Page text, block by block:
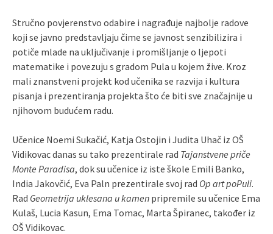
Stručno povjerenstvo odabire i nagrađuje najbolje radove
koji se javno predstavljaju čime se javnost senzibilizira i
potiče mlade na uključivanje i promišljanje o ljepoti
matematike i povezuju s gradom Pula u kojem žive. Kroz
mali znanstveni projekt kod učenika se razvija i kultura
pisanja i prezentiranja projekta što će biti sve značajnije u
njihovom budućem radu.
Učenice Noemi Sukačić, Katja Ostojin i Judita Uhač iz OŠ
Vidikovac danas su tako prezentirale rad Tajanstvene priče
Monte Paradisa, dok su učenice iz iste škole Emili Banko,
India Jakovčić, Eva Paln prezentirale svoj rad Op art poPuli.
Rad Geometrija uklesana u kamen pripremile su učenice Ema
Kulaš, Lucia Kasun, Ema Tomac, Marta Špiranec, također iz
OŠ Vidikovac.